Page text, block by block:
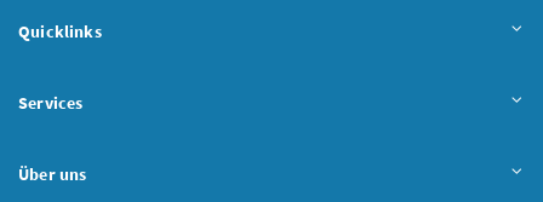
Quicklinks
Services
Über uns